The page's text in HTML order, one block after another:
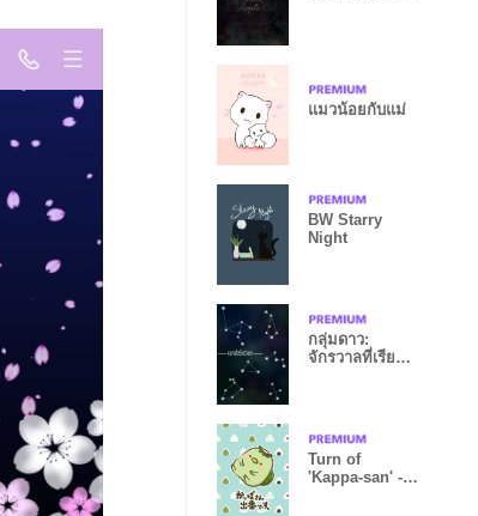
แมวน้อยกับแม่
BW Starry
Night
กลุ่มดาว:
จักรวาลที่เรียบ
Turn of
'Kappa-san' -